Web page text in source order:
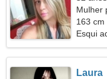
Mulher
163
Esqui
Laura